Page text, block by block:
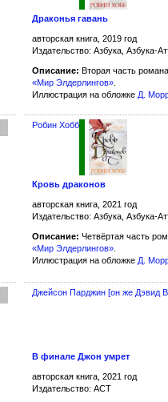
Драконья гавань
авторская книга, 2019 год
Издательство: Азбука, Азбука-
Описание: Вторая часть
«Мир Элдерлингов»
Иллюстрация на обложке Д.
Робин Хобб
Кровь драконов
авторская книга, 2021 год
Издательство: Азбука, Азбука-
Описание: Четвёртая часть
«Мир Элдерлингов»
Иллюстрация на обложке Д.
Джейсон Парджин [он же Дэвид
В финале Джон умрет
авторская книга, 2021 год
Издательство: АСТ